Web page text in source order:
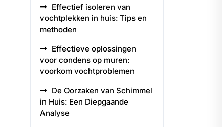
Effectief isoleren van
vochtplekken in huis: Tips en
methoden
Effectieve oplossingen
voor condens op muren:
voorkom vochtproblemen
De Oorzaken van Schimmel
in Huis: Een Diepgaande
Analyse